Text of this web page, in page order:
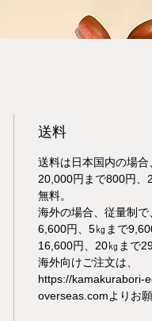
送料
送料は日本国内の場
20,000円まで800円、
無料。
海外の場合、従量制で
6,600円、5㎏まで
16,600円、20㎏まで
海外向けご注文は、
https://kamakurabori-
overseas.comよりお願